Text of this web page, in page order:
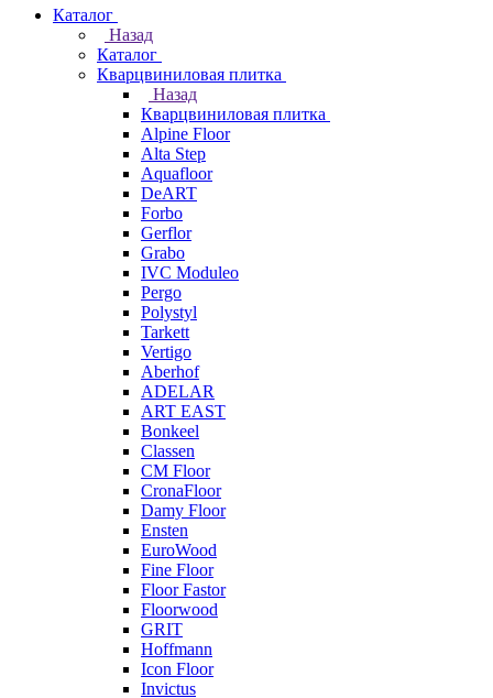
Каталог
Назад
Каталог
Кварцвиниловая плитка
Назад
Кварцвиниловая плитка
Alpine Floor
Alta Step
Aquafloor
DeART
Forbo
Gerflor
Grabo
IVC Moduleo
Pergo
Polystyl
Tarkett
Vertigo
Aberhof
ADELAR
ART EAST
Bonkeel
Classen
CM Floor
CronaFloor
Damy Floor
Ensten
EuroWood
Fine Floor
Floor Fastor
Floorwood
GRIT
Hoffmann
Icon Floor
Invictus